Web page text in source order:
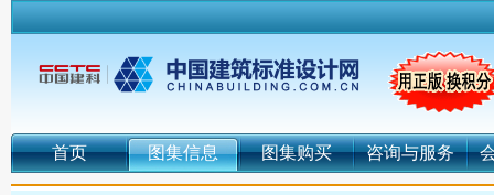
首页 图集信息 图集购买 咨询与服务